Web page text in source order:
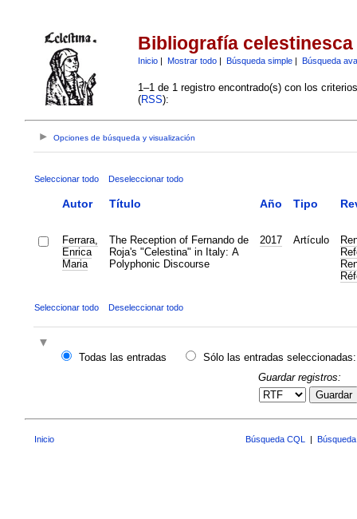
Bibliografía celestinesca
Inicio| Mostrar todo| Búsqueda simple| Búsqueda
1–1 de 1 registro encontrado(s) con los
(RSS):
Opciones de búsqueda y visualización
Seleccionar todo Deseleccionar todo
Autor Título Año Tipo
Ferrara,
Enrica
Maria
The Reception of Fernando de
Roja's "Celestina" in Italy: A
Polyphonic Discourse
2017 Artículo
Seleccionar todo Deseleccionar todo
Todas las entradas
Sólo las entradas seleccionadas:
Guardar registros:
Guardar
Inicio Búsqueda CQL